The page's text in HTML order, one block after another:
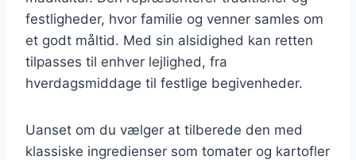
festligheder, hvor familie og venner samles om
et godt måltid. Med sin alsidighed kan retten
tilpasses til enhver lejlighed, fra
hverdagsmiddage til festlige begivenheder.
Uanset om du vælger at tilberede den med
klassiske ingredienser som tomater og kartofler